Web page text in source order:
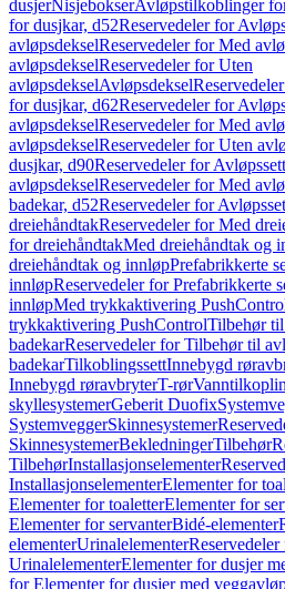
dusjerNisjebokserAvløpstilkoblinger
for dusjkar, d52Reservedeler for
avløpsdekselReservedeler for Med
avløpsdekselReservedeler for Uten
avløpsdekselAvløpsdeksel
for dusjkar, d62Reservedeler for
avløpsdekselReservedeler for Med
avløpsdekselReservedeler for Uten
dusjkar, d90Reservedeler for
avløpsdekselReservedeler for Med
badekar, d52Reservedeler for
dreiehåndtakReservedeler for Med
for dreiehåndtakMed dreiehåndtak og
dreiehåndtak og innløpPrefabrikkerte
innløpReservedeler for Prefabrikkerte
innløpMed trykkaktivering
trykkaktivering PushControlTilbehør
badekarReservedeler for Tilbehør til
badekarTilkoblingssettInnebygd
Innebygd røravbryterT-rør
skyllesystemerGeberit Duofix
SystemveggerSkinnesystemer
SkinnesystemerBekledningerTilbehør
TilbehørInstallasjonselementer
InstallasjonselementerElementer for
Elementer for toaletterElementer for
Elementer for servanterBidé-elementer
elementerUrinalelementerReservedeler
UrinalelementerElementer for dusjer
for Elementer for dusjer med